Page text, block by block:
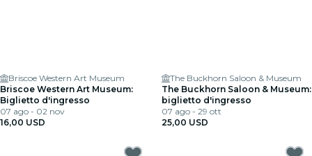
Briscoe Western Art Museum
Briscoe Western Art Museum:
Biglietto d'ingresso
07 ago - 02 nov
16,00 USD
The Buckhorn Saloon & Museum
The Buckhorn Saloon & Museum:
biglietto d'ingresso
07 ago - 29 ott
25,00 USD